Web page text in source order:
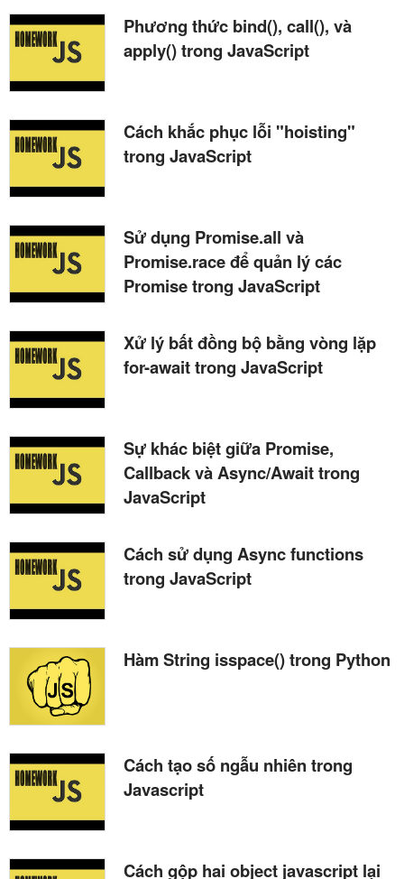
Phương thức bind(), call(), và
apply() trong JavaScript
Cách khắc phục lỗi "hoisting"
trong JavaScript
Sử dụng Promise.all và
Promise.race để quản lý các
Promise trong JavaScript
Xử lý bất đồng bộ bằng vòng lặp
for-await trong JavaScript
Sự khác biệt giữa Promise,
Callback và Async/Await trong
JavaScript
Cách sử dụng Async functions
trong JavaScript
Hàm String isspace() trong Python
Cách tạo số ngẫu nhiên trong
Javascript
Cách gộp hai object javascript lại